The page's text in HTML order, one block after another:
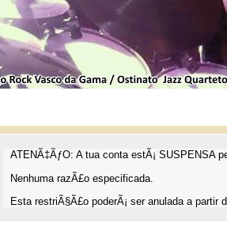
ATENÃ‡ÃƒO: A tua conta estÃ¡ SUSPENSA
Nenhuma razÃ£o especificada.
Esta restriÃ§Ã£o poderÃ¡ ser anulada a partir